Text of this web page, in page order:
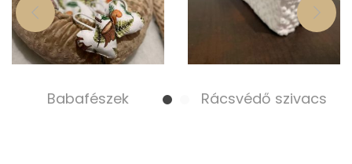
Babafészek Rácsvédő szivacs